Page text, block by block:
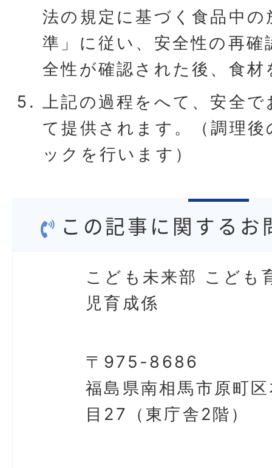
法の規定に基づく食品中
準」に従い、安全性の再
全性が確認された後、食
上記の過程をへて、安全
て提供されます。（調理
ックを行います）
この記事に関するお
こども未来部 こども
児育成係
〒975-8686
福島県南相馬市原町
目27（東庁舎2階）